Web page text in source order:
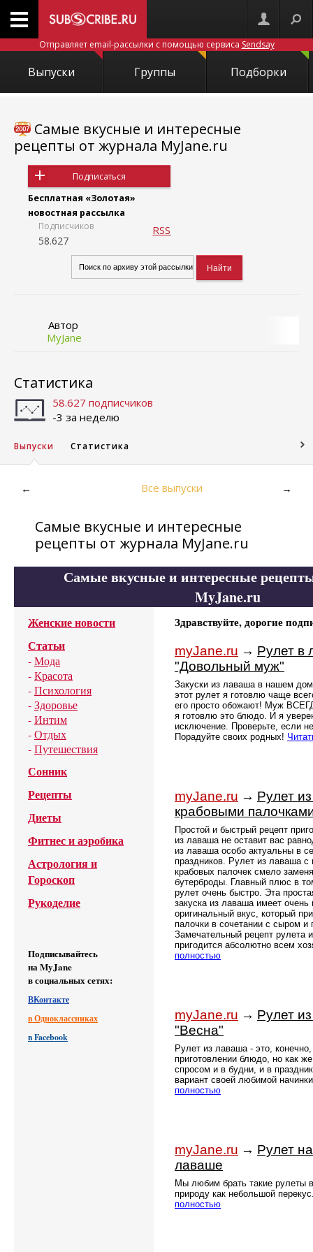
Отправляет email-рассылки с помощью сервиса Sendsay
Выпуски Группы Подборки
Самые вкусные и интересные
рецепты от журнала MyJane.ru
Подписаться
Бесплатная «Золотая»
новостная рассылка
Подписчиков
58.627
RSS
Автор
MyJane
Статистика
58.627 подписчиков
-3 за неделю
Выпуски Статистика
← Все выпуски →
Самые вкусные и интересные
рецепты от журнала MyJane.ru
Самые вкусные и интересные
MyJane.ru
Женские новости
Статьи
-Мода
-Красота
-Психология
-Здоровье
-Интим
-Отдых
-Путешествия
Сонник
Рецепты
Диеты
Фитнес и аэробика
Астрология и
Гороскоп
Рукоделие
Подписывайтесь
на MyJane
в социальных сетях:
ВКонтакте
в Одноклассниках
в Facebook
Здравствуйте, дорогие
myJane.ru → Рулет в
"Довольный муж"
Закуски из лаваша в нашем
этот рулет я готовлю чаще
его просто обожают! Муж
я готовлю это блюдо. И я
исключение. Проверьте, если
Порадуйте своих родных!
myJane.ru → Рулет
крабовыми
Простой и быстрый рецепт
из лаваша не оставит вас
из лаваша особо актуальны в
праздников. Рулет из лаваша с
крабовых палочек смело
бутерброды. Главный плюс в
рулет очень быстро. Эта
закуска из лаваша имеет очень
оригинальный вкус, который
палочки в сочетании с сыром и
Замечательный рецепт рулета
пригодится абсолютно всем
полностью
myJane.ru → Рулет
"Весна"
Рулет из лаваша - это,
приготовлении блюдо, но как
спросом и в будни, и в
вариант своей любимой
полностью
myJane.ru → Рулет
лаваше
Мы любим брать такие рулеты
природу как небольшой
полностью